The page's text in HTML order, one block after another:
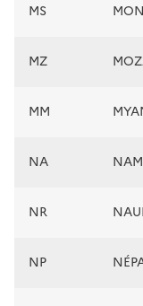
MS
MZ
MM
NA
NR
NP